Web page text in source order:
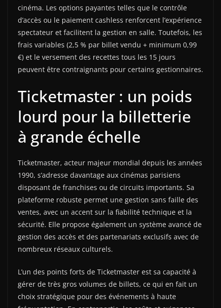
cinéma. Les options payantes telles que le contrôle
d’accès ou le paiement cashless renforcent l’expérience
spectateur et facilitent la gestion en salle. Toutefois, les
frais variables (2,5 % par billet vendu + minimum 0,99
€) et le versement des recettes tous les 15 jours
peuvent être contraignants pour certains gestionnaires.
Ticketmaster : un poids
lourd pour la billetterie
à grande échelle
Ticketmaster, acteur majeur mondial depuis les années
1990, s’adresse davantage aux cinémas parisiens
disposant de franchises ou de circuits importants. Sa
plateforme robuste permet une gestion sans faille des
ventes, avec un accent sur la fiabilité technique et la
sécurité. Elle propose également un système avancé de
gestion des accès et des partenariats exclusifs avec de
nombreux réseaux culturels.
L’un des points forts de Ticketmaster est sa capacité à
gérer de très gros volumes de billets, ce qui en fait un
choix stratégique pour des événements à haute